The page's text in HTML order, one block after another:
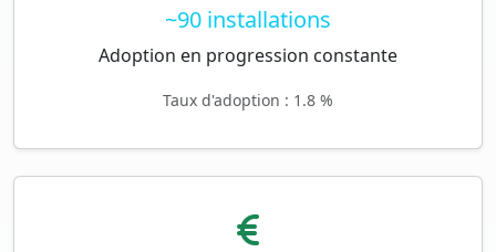
~90 installations
Adoption en progression constante
Taux d'adoption : 1.8 %